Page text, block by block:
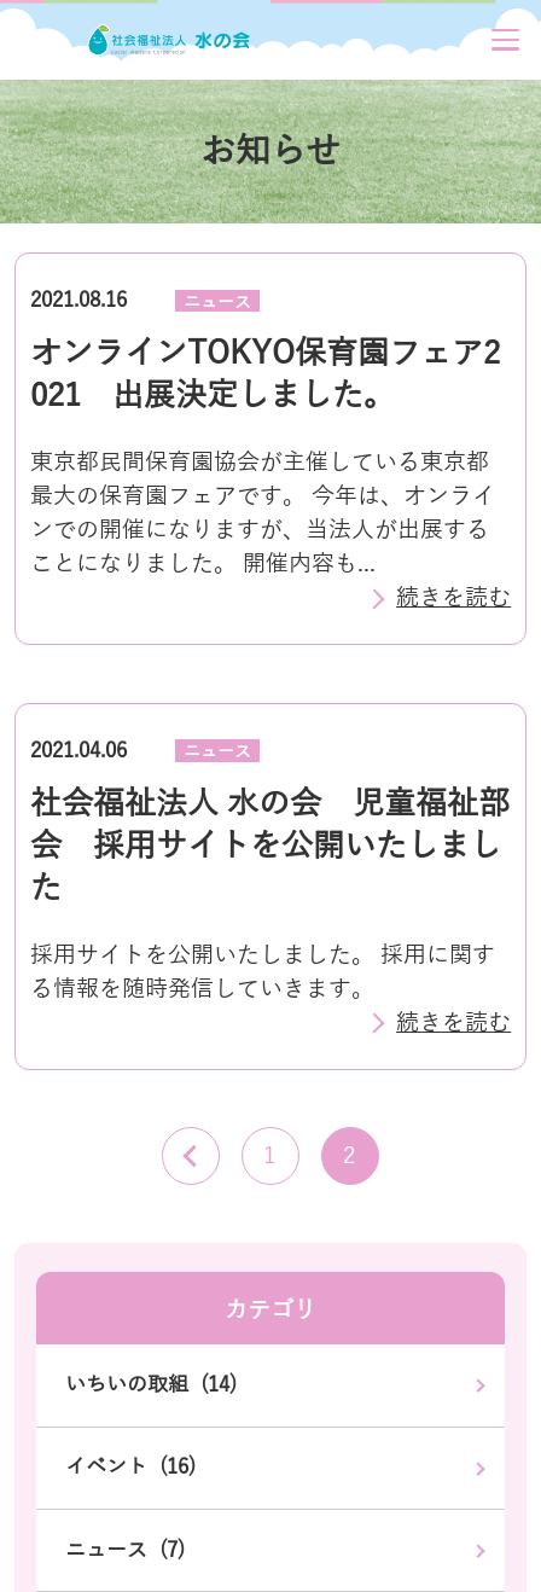
お知らせ
2021.08.16 ニュース
オンラインTOKYO保育園フェア2
021 出展決定しました。
東京都民間保育園協会が主催している東京都
最大の保育園フェアです。 今年は、オンライ
ンでの開催になりますが、当法人が出展する
ことになりました。 開催内容も...
続きを読む
2021.04.06 ニュース
社会福祉法人 水の会 児童福祉部
会 採用サイトを公開いたしまし
た
採用サイトを公開いたしました。 採用に関す
る情報を随時発信していきます。
続きを読む
1 2
カテゴリ
いちいの取組 (14)
イベント (16)
ニュース (7)